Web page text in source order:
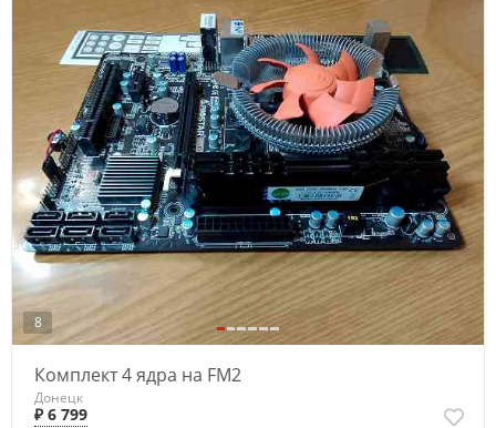
8
Комплект 4 ядра на FM2
Донецк
₽ 6 799